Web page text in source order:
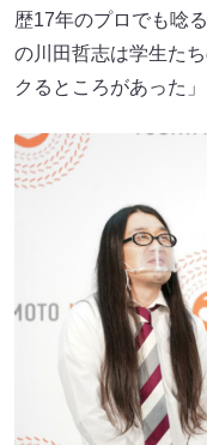
歴17年のプロでも唸
の川田哲志は学生た
クるところがあった